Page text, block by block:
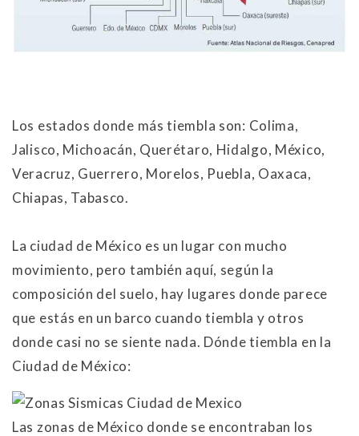
Los estados donde más tiembla son: Colima,
Jalisco, Michoacán, Querétaro, Hidalgo, México,
Veracruz, Guerrero, Morelos, Puebla, Oaxaca,
Chiapas, Tabasco.
La ciudad de México es un lugar con mucho
movimiento, pero también aquí, según la
composición del suelo, hay lugares donde parece
que estás en un barco cuando tiembla y otros
donde casi no se siente nada. Dónde tiembla en la
Ciudad de México:
Las zonas de México donde se encontraban los